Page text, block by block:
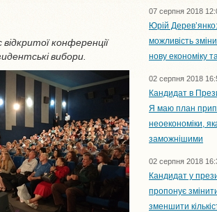
конференції
вибори.
07 серпня 2018
Юрій
можливість
нову економіку
02 серпня 2018
Кандидат в
Я маю план
неоекономіки,
заможнішими
02 серпня 2018
Кандидат у
пропонує
зменшити